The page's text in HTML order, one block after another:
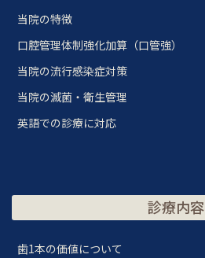
当院の特徴
口腔管理体制強化加算（口管強）
当院の流行感染症対策
当院の滅菌・衛生管理
英語での診療に対応
診療内容
歯1本の価値について